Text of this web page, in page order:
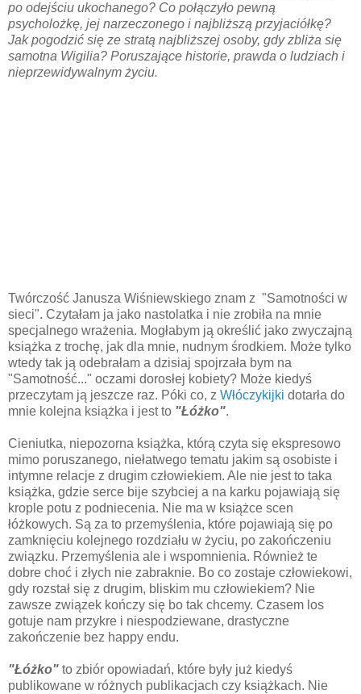
po odejściu ukochanego? Co połączyło pewną
psycholożkę, jej narzeczonego i najbliższą przyjaciółkę?
Jak pogodzić się ze stratą najbliższej osoby, gdy zbliża się
samotna Wigilia? Poruszające historie, prawda o ludziach i
nieprzewidywalnym życiu.
Twórczość Janusza Wiśniewskiego znam z "Samotności w
sieci". Czytałam ja jako nastolatka i nie zrobiła na mnie
specjalnego wrażenia. Mogłabym ją określić jako zwyczajną
książka z trochę, jak dla mnie, nudnym środkiem. Może tylko
wtedy tak ją odebrałam a dzisiaj spojrzała bym na
"Samotność..." oczami dorosłej kobiety? Może kiedyś
przeczytam ją jeszcze raz. Póki co, z Włóczykijki dotarła do
mnie kolejna książka i jest to "Łóżko".
Cieniutka, niepozorna książka, którą czyta się ekspresowo
mimo poruszanego, niełatwego tematu jakim są osobiste i
intymne relacje z drugim człowiekiem. Ale nie jest to taka
książka, gdzie serce bije szybciej a na karku pojawiają się
krople potu z podniecenia. Nie ma w książce scen
łóżkowych. Są za to przemyślenia, które pojawiają się po
zamknięciu kolejnego rozdziału w życiu, po zakończeniu
związku. Przemyślenia ale i wspomnienia. Również te
dobre choć i złych nie zabraknie. Bo co zostaje człowiekowi,
gdy rozstał się z drugim, bliskim mu człowiekiem? Nie
zawsze związek kończy się bo tak chcemy. Czasem los
gotuje nam przykre i niespodziewane, drastyczne
zakończenie bez happy endu.
"Łóżko" to zbiór opowiadań, które były już kiedyś
publikowane w różnych publikacjach czy książkach. Nie